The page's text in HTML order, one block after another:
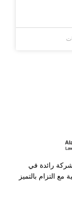
شركة رائدة في
التزام بالتميز